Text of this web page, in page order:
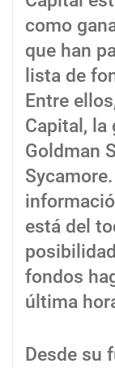
como
que han
lista de
Entre
Capital, la
Goldman
está del
fondos
última
Desde su